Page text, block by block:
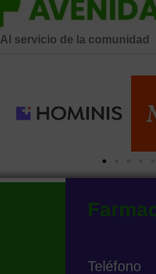
Al servicio de la comunidad
Teléfono